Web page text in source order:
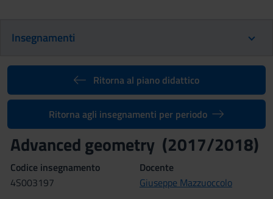
Insegnamenti
Ritorna al piano didattico
Ritorna agli insegnamenti per periodo
Advanced geometry (2017/2018)
Codice insegnamento
4S003197
Docente
Giuseppe Mazzuoccolo